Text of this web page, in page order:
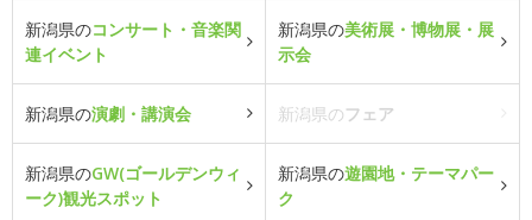
新潟県のコンサート・音楽関
連イベント
新潟県の美術展・博物展・展
示会
新潟県の演劇・講演会 新潟県のフェア
新潟県のGW(ゴールデンウィ
ーク)観光スポット
新潟県の遊園地・テーマパー
ク